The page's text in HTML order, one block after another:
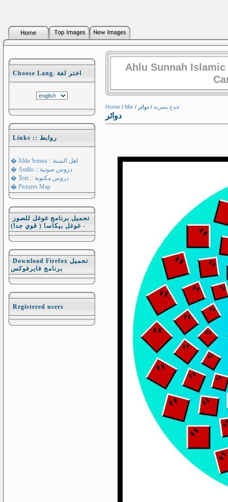
Choose Lang. اختر لغة
Links :: روابط
� Ahlu Sunna :: اهل السنة
� Audio :: دروس صوتية
� Text :: دروس مكتوبة
� Pictures Map
تحميل برنامج غوغل للصور
- غوغل بيكاسا ( قوي جدا)
Download Firefox تحميل
برنامج فايرفوكس
Registered users
Ahlu Sunnah
Home / Mix / خدع بصرية / دوائر
دوائر